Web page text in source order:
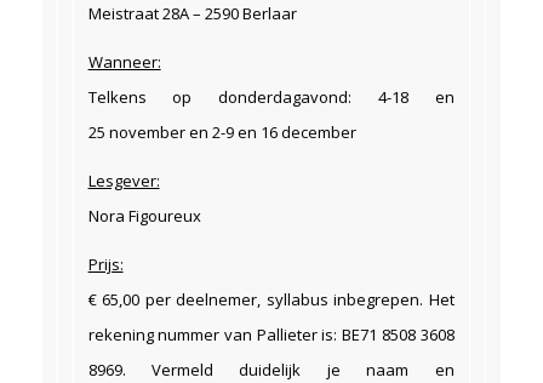
Meistraat 28A – 2590 Berlaar
Wanneer:
Telkens op donderdagavond: 4-18 en
25 november en 2-9 en 16 december
Lesgever:
Nora Figoureux
Prijs:
€ 65,00 per deelnemer, syllabus inbegrepen. Het
rekening nummer van Pallieter is: BE71 8508 3608
8969. Vermeld duidelijk je naam en